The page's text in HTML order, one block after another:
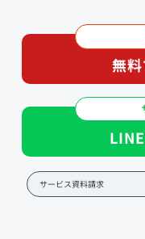
無
サービス資料請求